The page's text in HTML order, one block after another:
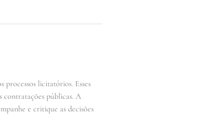
licitatórios. Esses
contratações públicas. A
e critique as decisões